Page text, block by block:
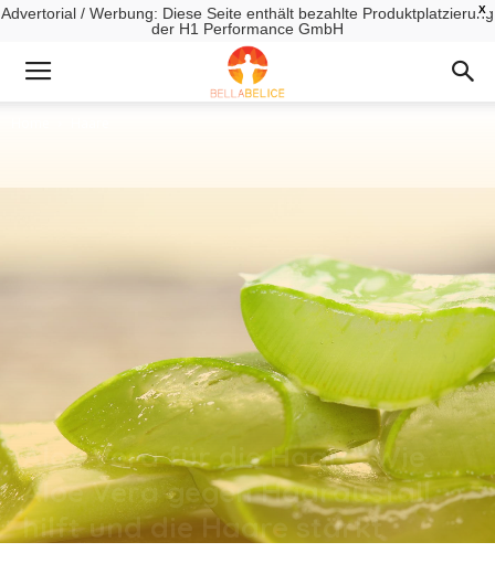
X
Advertorial / Werbung: Diese Seite enthält bezahlte Produktplatzierung
der H1 Performance GmbH
Aloe Vera für die Haare: Wie
Aloe Vera gegen Haarausfall
hilft und die Haare stärkt